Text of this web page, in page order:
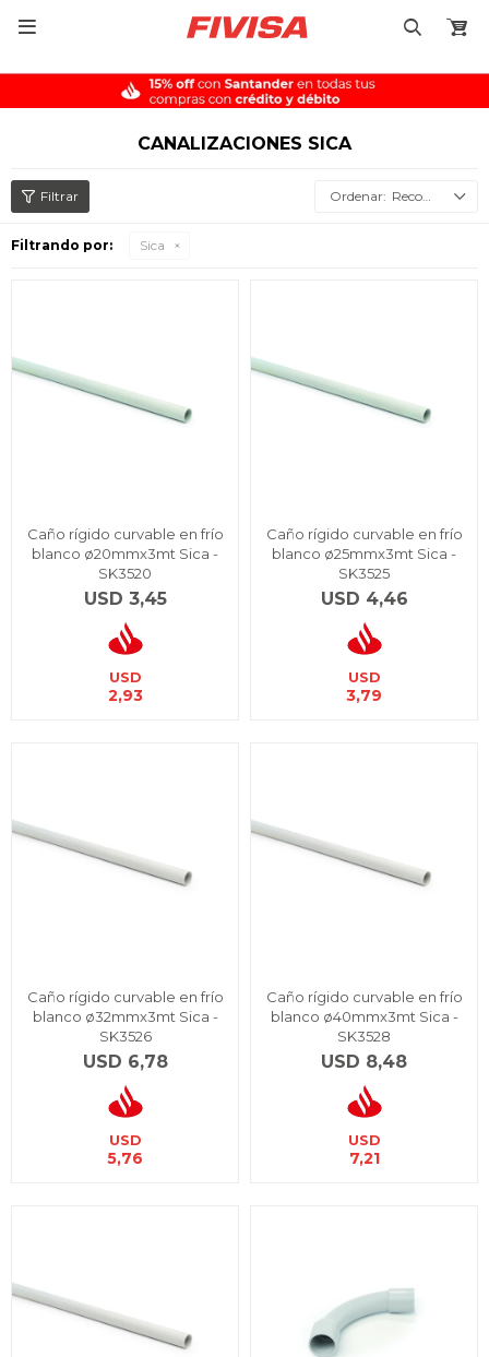

CANALIZACIONES SICA
Recomendados
Filtrando por: Sica
Caño rígido curvable en frío
blanco ø20mmx3mt Sica -
SK3520
USD 3,45
USD
2,93
Caño rígido curvable en frío
blanco ø25mmx3mt Sica -
SK3525
USD 4,46
USD
3,79
Caño rígido curvable en frío
blanco ø32mmx3mt Sica -
SK3526
USD 6,78
USD
5,76
Caño rígido curvable en frío
blanco ø40mmx3mt Sica -
SK3528
USD 8,48
USD
7,21